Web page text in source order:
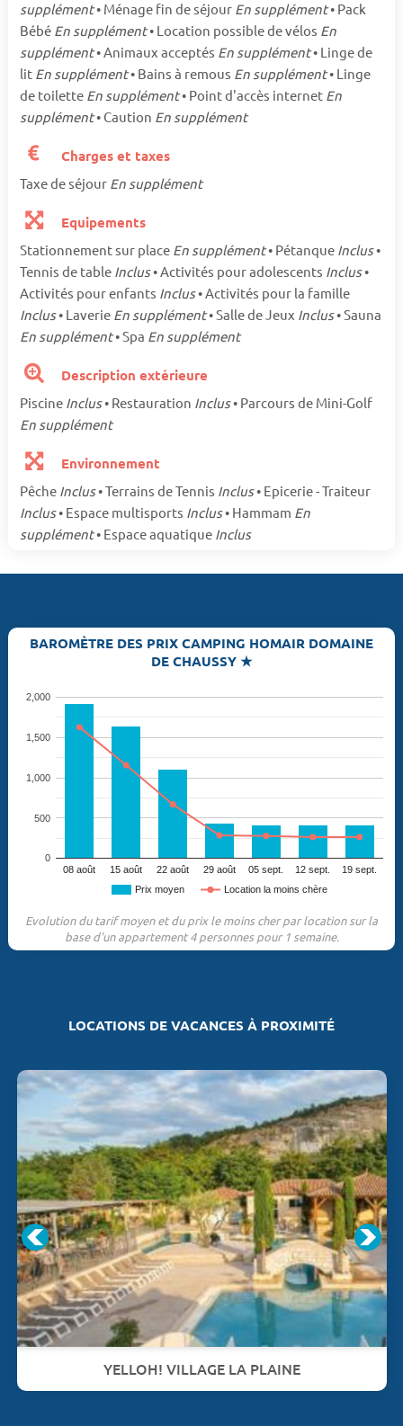
supplément• Ménage fin de séjour En supplément• Pack
Bébé En supplément• Location possible de vélos En
supplément• Animaux acceptés En supplément• Linge de
lit En supplément• Bains à remous En supplément• Linge
de toilette En supplément• Point d'accès internet En
supplément• Caution En supplément
Charges et taxes
Taxe de séjour En supplément
Equipements
Stationnement sur place En supplément• Pétanque Inclus•
Tennis de table Inclus• Activités pour adolescents Inclus•
Activités pour enfants Inclus• Activités pour la famille
Inclus• Laverie En supplément• Salle de Jeux Inclus• Sauna
En supplément• Spa En supplément
Description extérieure
Piscine Inclus• Restauration Inclus• Parcours de Mini-Golf
En supplément
Environnement
Pêche Inclus• Terrains de Tennis Inclus• Epicerie - Traiteur
Inclus• Espace multisports Inclus• Hammam En
supplément• Espace aquatique Inclus
BAROMÈTRE DES PRIX CAMPING HOMAIR DOMAINE
DE CHAUSSY ★
Prix moyen Location la moins chère
08 août 15 août 22 août 29 août 05 sept. 12 sept. 19 sept.
0
500
1,000
1,500
2,000
Evolution du tarif moyen et du prix le moins cher par location sur la
base d'un appartement 4 personnes pour 1 semaine.
LOCATIONS DE VACANCES À PROXIMITÉ
YELLOH! VILLAGE LA PLAINE